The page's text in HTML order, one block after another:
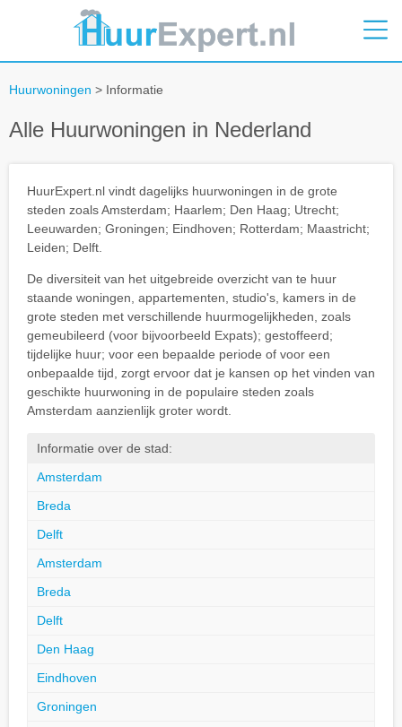
Huurwoningen > Informatie
Alle Huurwoningen in Nederland
HuurExpert.nl vindt dagelijks huurwoningen in de grote
steden zoals Amsterdam; Haarlem; Den Haag; Utrecht;
Leeuwarden; Groningen; Eindhoven; Rotterdam; Maastricht;
Leiden; Delft.
De diversiteit van het uitgebreide overzicht van te huur
staande woningen, appartementen, studio's, kamers in de
grote steden met verschillende huurmogelijkheden, zoals
gemeubileerd (voor bijvoorbeeld Expats); gestoffeerd;
tijdelijke huur; voor een bepaalde periode of voor een
onbepaalde tijd, zorgt ervoor dat je kansen op het vinden van
geschikte huurwoning in de populaire steden zoals
Amsterdam aanzienlijk groter wordt.
Informatie over de stad:
Amsterdam
Breda
Delft
Amsterdam
Breda
Delft
Den Haag
Eindhoven
Groningen